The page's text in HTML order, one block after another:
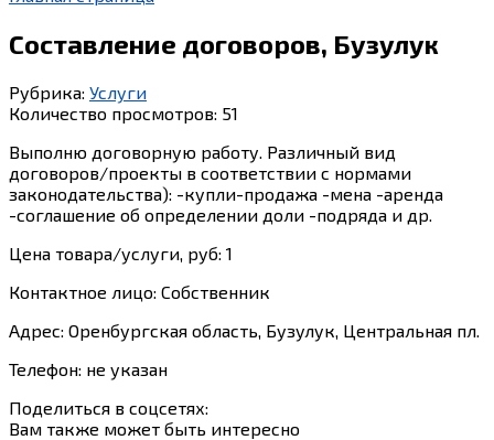
Составление договоров, Бузулук
Рубрика: Услуги
Количество просмотров: 51
Выполню договорную работу. Различный вид
договоров/проекты в соответствии с нормами
законодательства): -купли-продажа -мена -аренда
-соглашение об определении доли -подряда и др.
Цена товара/услуги, руб: 1
Контактное лицо: Собственник
Адрес: Оренбургская область, Бузулук, Центральная пл.
Телефон: не указан
Поделиться в соцсетях:
Вам также может быть интересно